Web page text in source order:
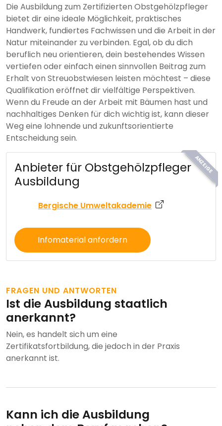
Die Ausbildung zum Zertifizierten Obstgehölzpfleger
bietet dir eine ideale Möglichkeit, praktisches
Handwerk, fundiertes Fachwissen und die Arbeit in der
Natur miteinander zu verbinden. Egal, ob du dich
beruflich neu orientieren, dein bestehendes Wissen
vertiefen oder einfach einen sinnvollen Beitrag zum
Erhalt von Streuobstwiesen leisten möchtest – diese
Qualifikation eröffnet dir vielfältige Perspektiven.
Wenn du Freude an der Arbeit mit Bäumen hast und
nachhaltiges Denken für dich wichtig ist, kann dieser
Weg eine lohnende und zukunftsorientierte
Entscheidung sein.
ANZEIGE
Anbieter für Obstgehölzpfleger
Ausbildung
Bergische Umweltakademie
Infomaterial anfordern
FRAGEN UND ANTWORTEN
Ist die Ausbildung staatlich
anerkannt?
Nein, es handelt sich um eine
Zertifikatsfortbildung, die jedoch in der Praxis
anerkannt ist.
Kann ich die Ausbildung